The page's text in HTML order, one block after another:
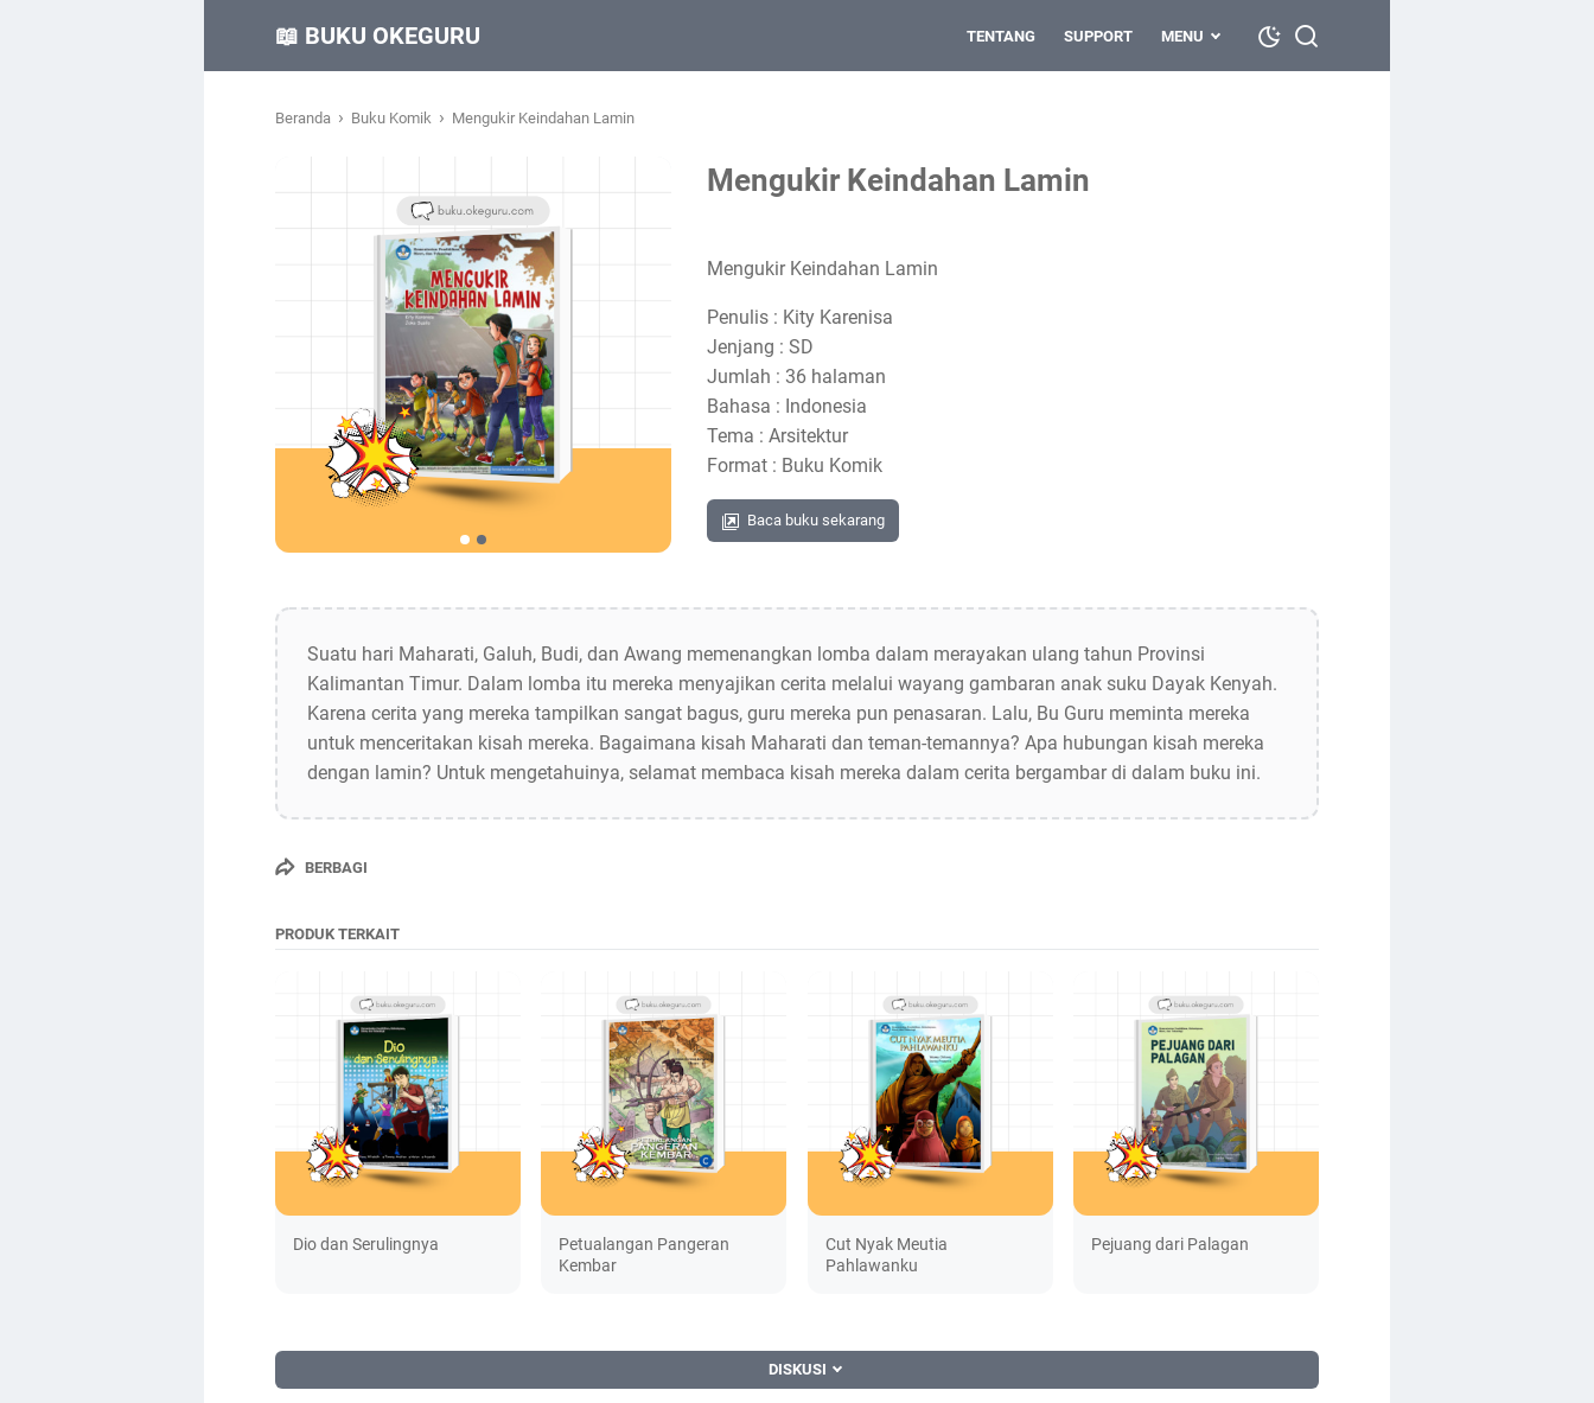
📖 BUKU OKEGURU TENTANG SUPPORT MENU
Beranda › Buku Komik › Mengukir Keindahan Lamin
Mengukir Keindahan Lamin
Mengukir Keindahan Lamin
Penulis : Kity Karenisa
Jenjang : SD
Jumlah : 36 halaman
Bahasa : Indonesia
Tema : Arsitektur
Format : Buku Komik
Baca buku sekarang
Suatu hari Maharati, Galuh, Budi, dan Awang memenangkan lomba dalam merayakan ulang tahun Provinsi
Kalimantan Timur. Dalam lomba itu mereka menyajikan cerita melalui wayang gambaran anak suku Dayak Kenyah.
Karena cerita yang mereka tampilkan sangat bagus, guru mereka pun penasaran. Lalu, Bu Guru meminta mereka
untuk menceritakan kisah mereka. Bagaimana kisah Maharati dan teman-temannya? Apa hubungan kisah mereka
dengan lamin? Untuk mengetahuinya, selamat membaca kisah mereka dalam cerita bergambar di dalam buku ini.
BERBAGI
PRODUK TERKAIT
Dio dan Serulingnya
Petualangan Pangeran
Kembar
Cut Nyak Meutia
Pahlawanku
Pejuang dari Palagan
DISKUSI